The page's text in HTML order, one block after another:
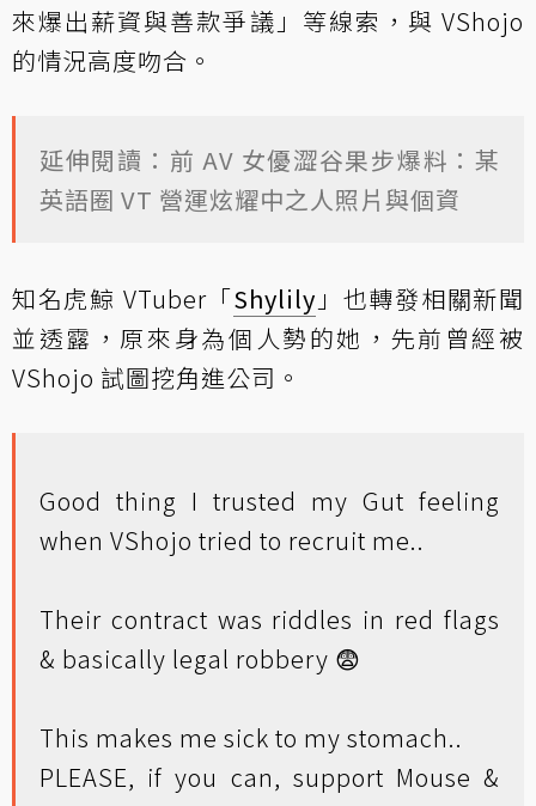
來爆出薪資與善款爭議」等線索，與 VShojo
的情況高度吻合。
延伸閱讀：前 AV 女優澀谷果步爆料：某
英語圈 VT 營運炫耀中之人照片與個資
知名虎鯨 VTuber「Shylily 」也轉發相關新聞
並透露，原來身為個人勢的她，先前曾經被
VShojo 試圖挖角進公司。
Good thing I trusted my Gut feeling
when VShojo tried to recruit me..
Their contract was riddles in red flags
& basically legal robbery 😨
This makes me sick to my stomach..
PLEASE, if you can, support Mouse &